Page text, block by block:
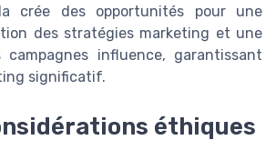
crée des opportunités pour une
des stratégies marketing et une
campagnes influence, garantissant
significatif.
éthiques